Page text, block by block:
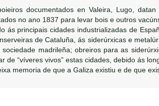
documentados en Valeira, Lugo,
no ano 1837 para levar bois e outros
ás principais cidades industrializadas de
de Cataluña, ás siderúrxicas e
sociedade madrileña; obreiros para as
de “víveres vivos” estas cidades, debido ás
memoria de que a Galiza existiu e de que